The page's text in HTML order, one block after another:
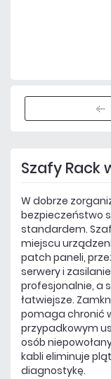
Szafy Rack
W dobrze
bezpieczeństwo
standardem.
miejscu
patch paneli,
serwery i
profesjonalnie, a
łatwiejsze.
pomaga chronić
przypadkowym
osób
kabli eliminuje
diagnostykę.